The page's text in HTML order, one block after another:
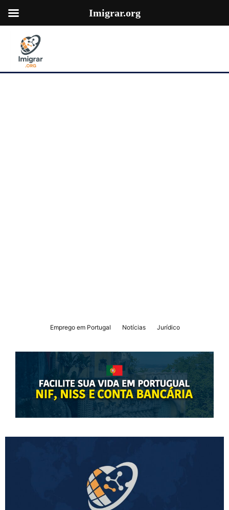
Emprego em Portugal Notícias Jurídico
Imigrar.org